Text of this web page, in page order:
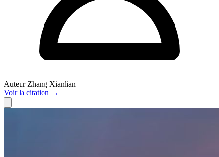
Auteur Zhang Xianlian
Voirla citation →